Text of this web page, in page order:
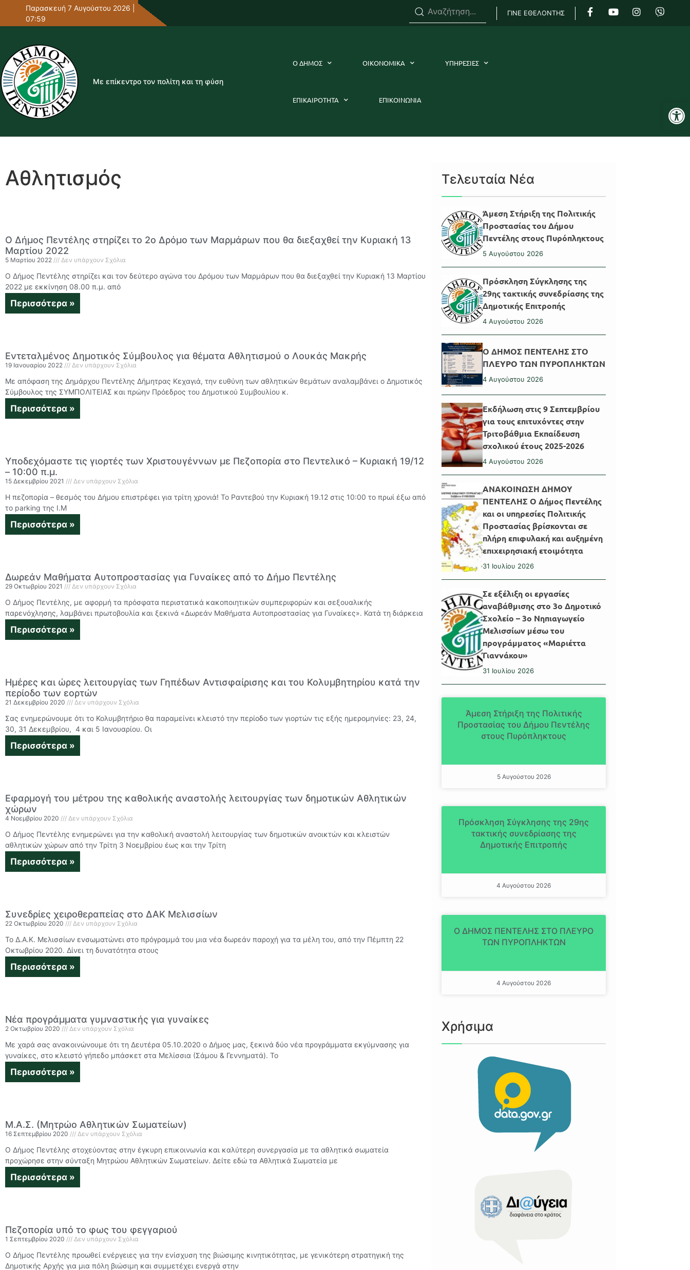
Παρασκευή 7 Αυγούστου 2026 |
07:59
ΓΙΝΕ ΕΘΕΛΟΝΤΗΣ
Με επίκεντρο τον πολίτη και τη φύση
Ο ΔΗΜΟΣ ΟΙΚΟΝΟΜΙΚΑ ΥΠΗΡΕΣΙΕΣ
ΕΠΙΚΑΙΡΟΤΗΤΑ ΕΠΙΚΟΙΝΩΝΙΑ
Αθλητισμός
Ο Δήμος Πεντέλης στηρίζει το 2ο Δρόμο των Μαρμάρων που θα διεξαχθεί την Κυριακή 13
Μαρτίου 2022
5 Μαρτίου 2022 Δεν υπάρχουν Σχόλια
Ο Δήμος Πεντέλης στηρίζει και τον δεύτερο αγώνα του Δρόμου των Μαρμάρων που θα διεξαχθεί την Κυριακή 13 Μαρτίου
2022 με εκκίνηση 08.00 π.μ. από
Περισσότερα »
Εντεταλμένος Δημοτικός Σύμβουλος για θέματα Αθλητισμού ο Λουκάς Μακρής
19 Ιανουαρίου 2022 Δεν υπάρχουν Σχόλια
Με απόφαση της Δημάρχου Πεντέλης Δήμητρας Κεχαγιά, την ευθύνη των αθλητικών θεμάτων αναλαμβάνει ο Δημοτικός
Σύμβουλος της ΣΥΜΠΟΛΙΤΕΙΑΣ και πρώην Πρόεδρος του Δημοτικού Συμβουλίου κ.
Περισσότερα »
Υποδεχόμαστε τις γιορτές των Χριστουγέννων με Πεζοπορία στο Πεντελικό – Κυριακή 19/12
– 10:00 π.μ.
15 Δεκεμβρίου 2021 Δεν υπάρχουν Σχόλια
Η πεζοπορία – θεσμός του Δήμου επιστρέφει για τρίτη χρονιά! Το Ραντεβού την Κυριακή 19.12 στις 10:00 το πρωί έξω από
το parking της Ι.Μ
Περισσότερα »
Δωρεάν Μαθήματα Αυτοπροστασίας για Γυναίκες από το Δήμο Πεντέλης
29 Οκτωβρίου 2021 Δεν υπάρχουν Σχόλια
Ο Δήμος Πεντέλης, με αφορμή τα πρόσφατα περιστατικά κακοποιητικών συμπεριφορών και σεξουαλικής
παρενόχλησης, λαμβάνει πρωτοβουλία και ξεκινά «Δωρεάν Μαθήματα Αυτοπροστασίας για Γυναίκες». Κατά τη διάρκεια
Περισσότερα »
Ημέρες και ώρες λειτουργίας των Γηπέδων Αντισφαίρισης και του Κολυμβητηρίου κατά την
περίοδο των εορτών
21 Δεκεμβρίου 2020 Δεν υπάρχουν Σχόλια
Σας ενημερώνουμε ότι το Κολυμβητήριο θα παραμείνει κλειστό την περίοδο των γιορτών τις εξής ημερομηνίες: 23, 24,
30, 31 Δεκεμβρίου, 4 και 5 Ιανουαρίου. Οι
Περισσότερα »
Εφαρμογή του μέτρου της καθολικής αναστολής λειτουργίας των δημοτικών Αθλητικών
χώρων
4 Νοεμβρίου 2020 Δεν υπάρχουν Σχόλια
Ο Δήμος Πεντέλης ενημερώνει για την καθολική αναστολή λειτουργίας των δημοτικών ανοικτών και κλειστών
αθλητικών χώρων από την Τρίτη 3 Νοεμβρίου έως και την Τρίτη
Περισσότερα »
Συνεδρίες χειροθεραπείας στο ΔΑΚ Μελισσίων
22 Οκτωβρίου 2020 Δεν υπάρχουν Σχόλια
Το Δ.Α.Κ. Μελισσίων ενσωματώνει στο πρόγραμμά του μια νέα δωρεάν παροχή για τα μέλη του, από την Πέμπτη 22
Οκτωβρίου 2020. Δίνει τη δυνατότητα στους
Περισσότερα »
Νέα προγράμματα γυμναστικής για γυναίκες
2 Οκτωβρίου 2020 Δεν υπάρχουν Σχόλια
Με χαρά σας ανακοινώνουμε ότι τη Δευτέρα 05.10.2020 ο Δήμος μας, ξεκινά δύο νέα προγράμματα εκγύμνασης για
γυναίκες, στο κλειστό γήπεδο μπάσκετ στα Μελίσσια (Σάμου & Γεννηματά). Το
Περισσότερα »
Μ.Α.Σ. (Μητρώο Αθλητικών Σωματείων)
16 Σεπτεμβρίου 2020 Δεν υπάρχουν Σχόλια
Ο Δήμος Πεντέλης στοχεύοντας στην έγκυρη επικοινωνία και καλύτερη συνεργασία με τα αθλητικά σωματεία
προχώρησε στην σύνταξη Μητρώου Αθλητικών Σωματείων. Δείτε εδώ τα Αθλητικά Σωματεία με
Περισσότερα »
Πεζοπορία υπό το φως του φεγγαριού
1 Σεπτεμβρίου 2020 Δεν υπάρχουν Σχόλια
Ο Δήμος Πεντέλης προωθεί ενέργειες για την ενίσχυση της βιώσιμης κινητικότητας, με γενικότερη στρατηγική της
Δημοτικής Αρχής για μια πόλη βιώσιμη και συμμετέχει ενεργά στην
Τελευταία Νέα
Άμεση Στήριξη της Πολιτικής
Προστασίας του Δήμου
Πεντέλης στους Πυρόπληκτους
5 Αυγούστου 2026
Πρόσκληση Σύγκλησης της
29ης τακτικής συνεδρίασης της
Δημοτικής Επιτροπής
4 Αυγούστου 2026
Ο ΔΗΜΟΣ ΠΕΝΤΕΛΗΣ ΣΤΟ
ΠΛΕΥΡΟ ΤΩΝ ΠΥΡΟΠΛΗΚΤΩΝ
4 Αυγούστου 2026
Εκδήλωση στις 9 Σεπτεμβρίου
για τους επιτυχόντες στην
Τριτοβάθμια Εκπαίδευση
σχολικού έτους 2025-2026
4 Αυγούστου 2026
ΑΝΑΚΟΙΝΩΣΗ ΔΗΜΟΥ
ΠΕΝΤΕΛΗΣ Ο Δήμος Πεντέλης
και οι υπηρεσίες Πολιτικής
Προστασίας βρίσκονται σε
πλήρη επιφυλακή και αυξημένη
επιχειρησιακή ετοιμότητα
31 Ιουλίου 2026
Σε εξέλιξη οι εργασίες
αναβάθμισης στο 3ο Δημοτικό
Σχολείο – 3ο Νηπιαγωγείο
Μελισσίων μέσω του
προγράμματος «Μαριέττα
Γιαννάκου»
31 Ιουλίου 2026
Άμεση Στήριξη της Πολιτικής
Προστασίας του Δήμου Πεντέλης
στους Πυρόπληκτους
5 Αυγούστου 2026
Πρόσκληση Σύγκλησης της 29ης
τακτικής συνεδρίασης της
Δημοτικής Επιτροπής
4 Αυγούστου 2026
Ο ΔΗΜΟΣ ΠΕΝΤΕΛΗΣ ΣΤΟ ΠΛΕΥΡΟ
ΤΩΝ ΠΥΡΟΠΛΗΚΤΩΝ
4 Αυγούστου 2026
Χρήσιμα